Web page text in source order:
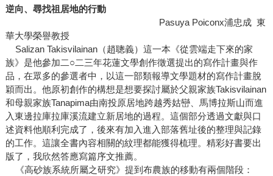
逆向、尋找祖居地的行動
Pasuya Poiconx浦忠成 東
華大學榮譽教授
Salizan Takisvilainan（趙聰義）這一本《從雲端走下來的家
族》是他參加二○二三年花蓮文學創作徵選提出的寫作計畫與作
品，在眾多的參選者中，以這一部類報導文學題材的寫作計畫脫
穎而出。他原初創作的構想是想要探討屬於父親家族Takisvilainan
和母親家族Tanapima由南投原居地跨越秀姑巒、馬博拉斯山而進
入東邊拉庫拉庫溪流建立新居地的過程。這個部分透過文獻與口
述資料他順利完成了，後來有加入進入部落舊址後的整理與記錄
的工作。這讓全書內容相關的紋理都能獲得梳理。精彩好書要出
版了，我欣然答應寫篇序文推薦。
《高砂族系統所屬之研究》提到布農族的移動有兩個階段：